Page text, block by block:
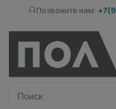
Позвоните нам: